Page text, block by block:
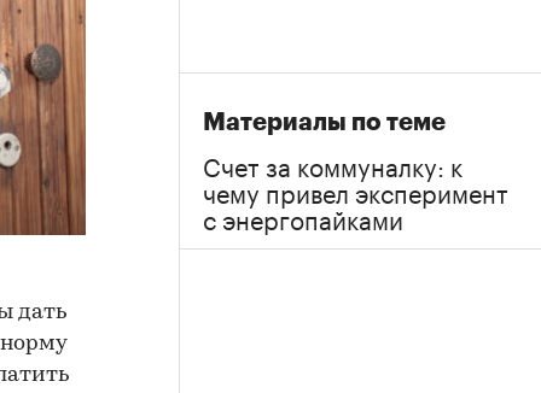
дать
Материалы по теме
Счет за коммуналку: к
чему привел эксперимент
с энергопайками